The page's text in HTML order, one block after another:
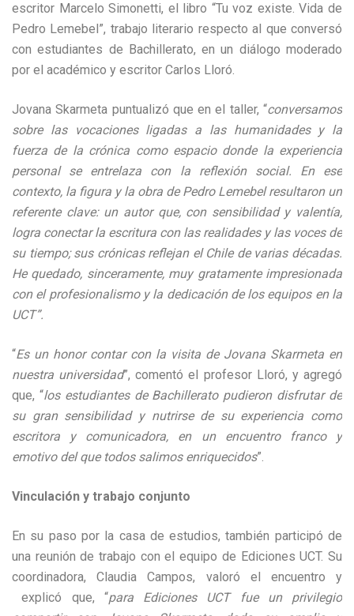
escritor Marcelo Simonetti, el libro “Tu voz existe. Vida de
Pedro Lemebel”, trabajo literario respecto al que conversó
con estudiantes de Bachillerato, en un diálogo moderado
por el académico y escritor Carlos Lloró.
Jovana Skarmeta puntualizó que en el taller, “conversamos
sobre las vocaciones ligadas a las humanidades y la
fuerza de la crónica como espacio donde la experiencia
personal se entrelaza con la reflexión social. En ese
contexto, la figura y la obra de Pedro Lemebel resultaron un
referente clave: un autor que, con sensibilidad y valentía,
logra conectar la escritura con las realidades y las voces de
su tiempo; sus crónicas reflejan el Chile de varias décadas.
He quedado, sinceramente, muy gratamente impresionada
con el profesionalismo y la dedicación de los equipos en la
UCT”.
“Es un honor contar con la visita de Jovana Skarmeta en
nuestra universidad”, comentó el profesor Lloró, y agregó
que, “los estudiantes de Bachillerato pudieron disfrutar de
su gran sensibilidad y nutrirse de su experiencia como
escritora y comunicadora, en un encuentro franco y
emotivo del que todos salimos enriquecidos”.
Vinculación y trabajo conjunto
En su paso por la casa de estudios, también participó de
una reunión de trabajo con el equipo de Ediciones UCT. Su
coordinadora, Claudia Campos, valoró el encuentro y
explicó que, “para Ediciones UCT fue un privilegio